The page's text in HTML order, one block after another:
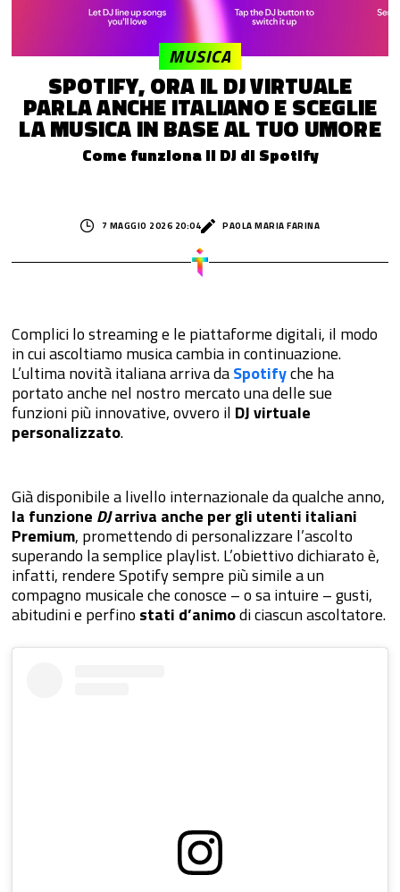
SPOTIFY, ORA IL DJ VIRTUALE
PARLA ANCHE ITALIANO E SCEGLIE
LA MUSICA IN BASE AL TUO UMORE
Come funziona il DJ di Spotify
MUSICA
7 MAGGIO 2026 20:04 PAOLA MARIA FARINA
Complici lo streaming e le piattaforme digitali, il modo
in cui ascoltiamo musica cambia in continuazione.
L’ultima novità italiana arriva daSpotifyche ha
portato anche nel nostro mercato una delle sue
funzioni più innovative, ovvero il DJ virtuale
personalizzato.
Già disponibile a livello internazionale da qualche anno,
la funzione DJarriva anche per gli utenti italiani
Premium, promettendo di personalizzare l’ascolto
superando la semplice playlist. L’obiettivo dichiarato è,
infatti, rendere Spotify sempre più simile a un
compagno musicale che conosce – o sa intuire – gusti,
abitudini e perfino stati d’animodi ciascun ascoltatore.